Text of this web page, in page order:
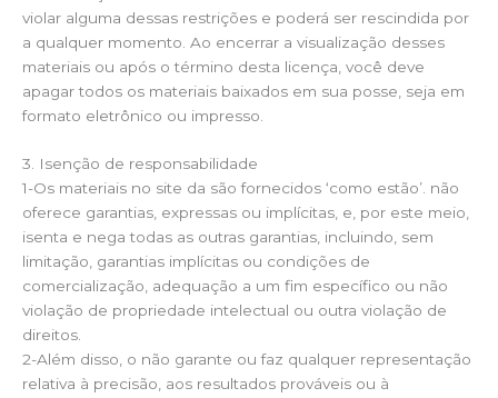
violar alguma dessas restrições e poderá ser rescindida por
a qualquer momento. Ao encerrar a visualização desses
materiais ou após o término desta licença, você deve
apagar todos os materiais baixados em sua posse, seja em
formato eletrônico ou impresso.
3. Isenção de responsabilidade
1-Os materiais no site da são fornecidos ‘como estão’. não
oferece garantias, expressas ou implícitas, e, por este meio,
isenta e nega todas as outras garantias, incluindo, sem
limitação, garantias implícitas ou condições de
comercialização, adequação a um fim específico ou não
violação de propriedade intelectual ou outra violação de
direitos.
2-Além disso, o não garante ou faz qualquer representação
relativa à precisão, aos resultados prováveis ​​ou à